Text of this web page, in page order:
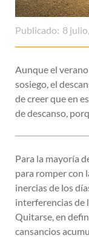
Publicado: 8
Aunque el
sosiego, el
de creer que en
de descanso,
Para la mayoría
para romper con
inercias de los
interferencias de
Quitarse, en
cansancios